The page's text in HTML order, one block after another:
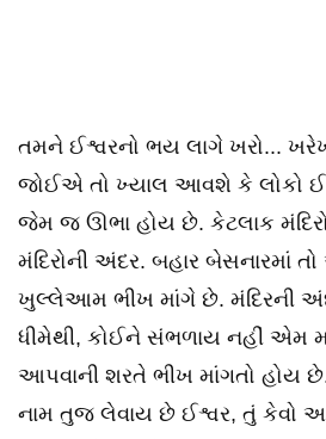
તમને ઈશ્વરનો ભય લાગે ખરો...
જોઈએ તો ખ્યાલ આવશે કે લોકો
જેમ જ ઊભા હોય છે. કેટલાક
મંદિરોની અંદર. બહાર બેસનારમાં
ખુલ્લેઆમ ભીખ માંગે છે. મંદિરની
ધીમેથી, કોઈને સંભળાય નહીં એમ
આપવાની શરતે ભીખ માંગતો હોય છે.
નામ તુજ લેવાય છે ઈશ્વર, તું કેવો